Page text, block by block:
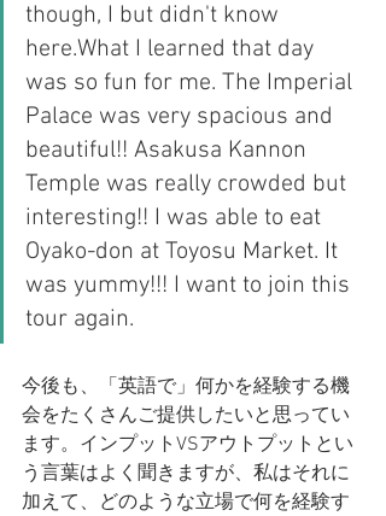
though, I but didn't know
here.What I learned that day
was so fun for me. The Imperial
Palace was very spacious and
beautiful!! Asakusa Kannon
Temple was really crowded but
interesting!! I was able to eat
Oyako-don at Toyosu Market. It
was yummy!!! I want to join this
tour again.
今後も、「英語で」何かを経験する機
会をたくさんご提供したいと思ってい
ます。インプットVSアウトプットとい
う言葉はよく聞きますが、私はそれに
加えて、どのような立場で何を経験す